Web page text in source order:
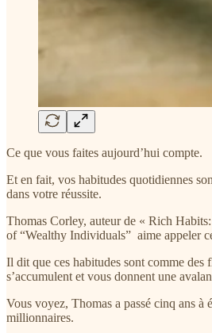
Ce que vous faites aujourd’hui compte.
Et en fait, vos habitudes quotidiennes
dans votre réussite.
Thomas Corley, auteur de « Rich
of “Wealthy Individuals” aime appeler
Il dit que ces habitudes sont comme des
s’accumulent et vous donnent une
Vous voyez, Thomas a passé cinq ans à
millionnaires.